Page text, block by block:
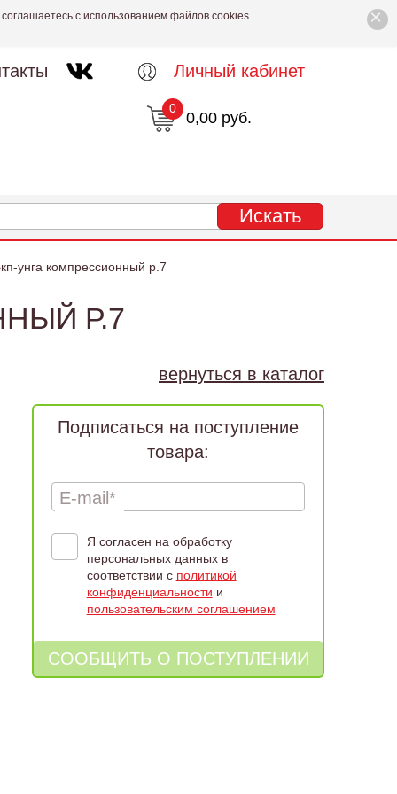
×
с использованием файлов cookies.
Личный кабинет
0,00 руб.
0
унга компрессионный р.7
Р.7
вернуться в каталог
Подписаться на поступление
товара:
E-mail*
Я согласен на обработку
персональных данных в
соответствии с политикой
конфиденциальности и
пользовательским соглашением